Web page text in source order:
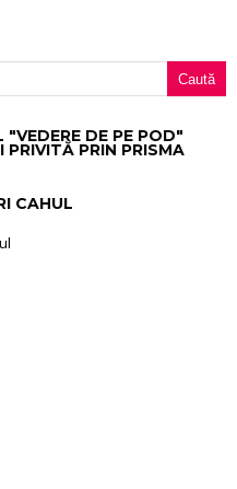
"VEDERE DE PE POD"
PRIVITĂ PRIN PRISMA
CAHUL